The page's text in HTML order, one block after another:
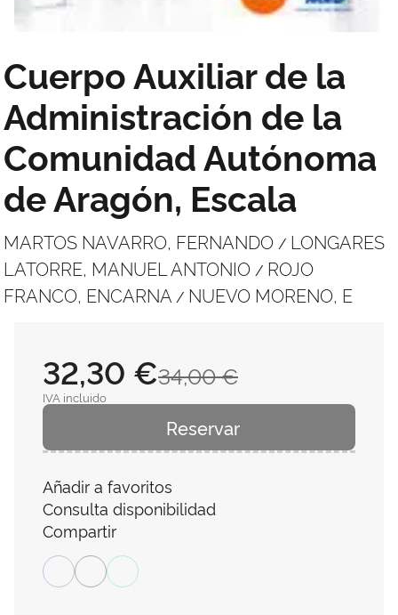
Cuerpo Auxiliar de la
Administración de la
Comunidad Autónoma
de Aragón, Escala
MARTOS NAVARRO, FERNANDO / LONGARES
LATORRE, MANUEL ANTONIO / ROJO
FRANCO, ENCARNA / NUEVO MORENO, E
34,00 €
32,30 €
IVA incluido
Reservar
Añadir a favoritos
Consulta disponibilidad
Compartir